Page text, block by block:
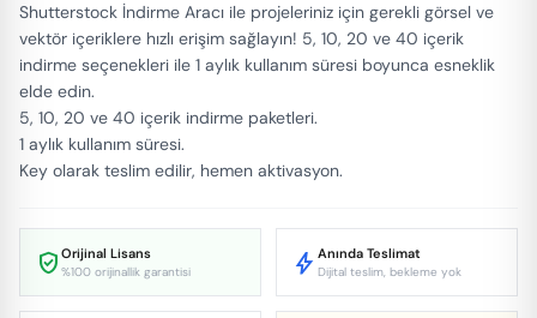
Shutterstock İndirme Aracı ile projeleriniz için gerekli görsel ve
vektör içeriklere hızlı erişim sağlayın! 5, 10, 20 ve 40 içerik
indirme seçenekleri ile 1 aylık kullanım süresi boyunca esneklik
elde edin.
5, 10, 20 ve 40 içerik indirme paketleri.
1 aylık kullanım süresi.
Key olarak teslim edilir, hemen aktivasyon.
verified_user Orijinal Lisans
%100 orijinallik garantisi bolt Anında Teslimat
Dijital teslim, bekleme yok